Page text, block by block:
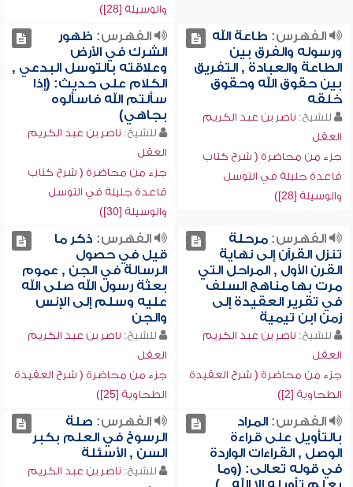
والوسيلة [28])
الفهرس: طاعة الله
ورسوله والفرق بين
الطاعة والعبادة , التفريق
بين حقوق الله وحقوق
خلقه
للشيخ: ناصر بن عبد الكريم
العقل
جزء من محاضرة ( شرح كتاب
قاعدة جليلة في التوسل
والوسيلة [28])
الفهرس: ظهور
الشرك في الأرض
وعلاقته بالتوسل البدعي ,
الكلام على حديث: (إذا
سألتم الله فاسألوه
بجاهي)
للشيخ: ناصر بن عبد الكريم
العقل
جزء من محاضرة ( شرح كتاب
قاعدة جليلة في التوسل
والوسيلة [30])
الفهرس:مرحلة
تنزل القرآن إلى نهاية
القرن الأول , المراحل التي
مرت بها مناهج السلف
في تقرير العقيدة إلى
زمن ابن تيمية
للشيخ: ناصر بن عبد الكريم
العقل
جزء من محاضرة ( شرح العقيدة
الطحاوية [2])
الفهرس: ذكر ما
قيل في حصول
الرسالة في الجن , عموم
بعثة رسول الله صلى الله
عليه وسلم إلى الإنس
والجن
للشيخ: ناصر بن عبد الكريم
العقل
جزء من محاضرة ( شرح العقيدة
الطحاوية [25])
الفهرس:المراد
بالتأويل على قراءة
الوصل , القراءات الواردة
في قوله تعالى: (وما
الفهرس: صلة
الرسوخ في العلم بكبر
السن , الأسئلة
للشيخ: ناصر بن عبد الكريم